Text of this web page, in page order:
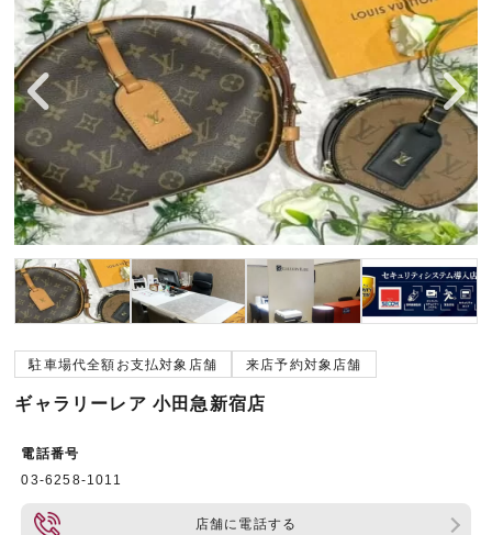
宅配買取を申し込む
無料の宅配キットをお届けします
駐車場代全額お支払対象店舗 来店予約対象店舗
ギャラリーレア 小田急新宿店
電話番号
03-6258-1011
店舗に電話する